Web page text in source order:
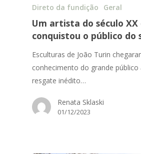
Direto da fundição Geral
Um artista do século XX
conquistou o público do
Esculturas de João Turin
conhecimento do grande público
resgate inédito…
Renata Sklaski
01/12/2023